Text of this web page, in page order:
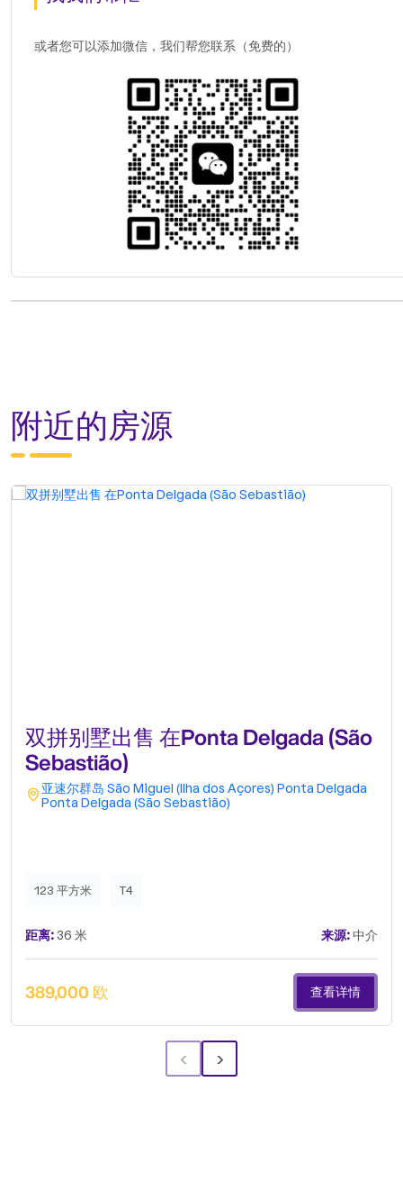
或者您可以添加微信，我们帮您联系（免费的）
附近的房源
双拼别墅出售 在Ponta Delgada (São
Sebastião)
亚速尔群岛 São Miguel (Ilha dos Açores) Ponta Delgada
Ponta Delgada (São Sebastião)
123 平方米 T4
距离: 36 米 来源:中介
389,000 欧 查看详情
‹ ›